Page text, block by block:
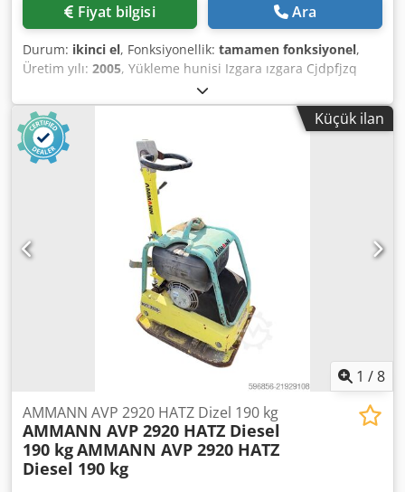
Fiyat bilgisi Ara
Durum: ikinci el, Fonksiyonellik: tamamen fonksiyonel,
Üretim yılı: 2005, Yükleme hunisi Izgara ızgara Cjdpfjzq
Szrox Alforf Boşaltma bandı 650 mm genişliğindeki kayışa
sahip 12 m uzunluğunda konveyör bandı
Küçük ilan
1 /8
AMMANN AVP 2920 HATZ Dizel 190 kg
AMMANN AVP 2920 HATZ Diesel
190 kgAMMANN AVP 2920 HATZ
Diesel 190 kg